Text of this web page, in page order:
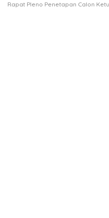
Rapat Pleno Penetapan Calon